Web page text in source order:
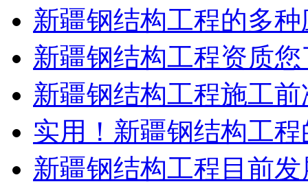
新疆钢结构工程的多
新疆钢结构工程资质
新疆钢结构工程施工
实用！新疆钢结构工
新疆钢结构工程目前